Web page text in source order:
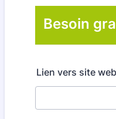
Besoin
Lien vers site